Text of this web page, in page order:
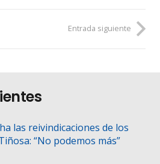
Entrada siguiente
las reivindicaciones de los
“No podemos más”